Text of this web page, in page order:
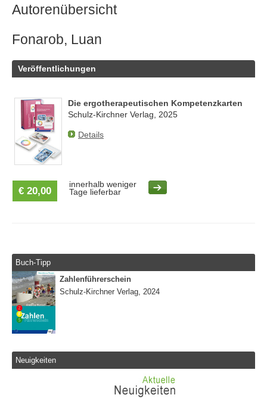
Autorenübersicht
Fonarob, Luan
Veröffentlichungen
Die ergotherapeutischen Kompetenzkarten
Schulz-Kirchner Verlag, 2025
Details
€ 20,00
innerhalb weniger
Tage lieferbar
Buch-Tipp
Zahlenführerschein
Schulz-Kirchner Verlag, 2024
Neuigkeiten